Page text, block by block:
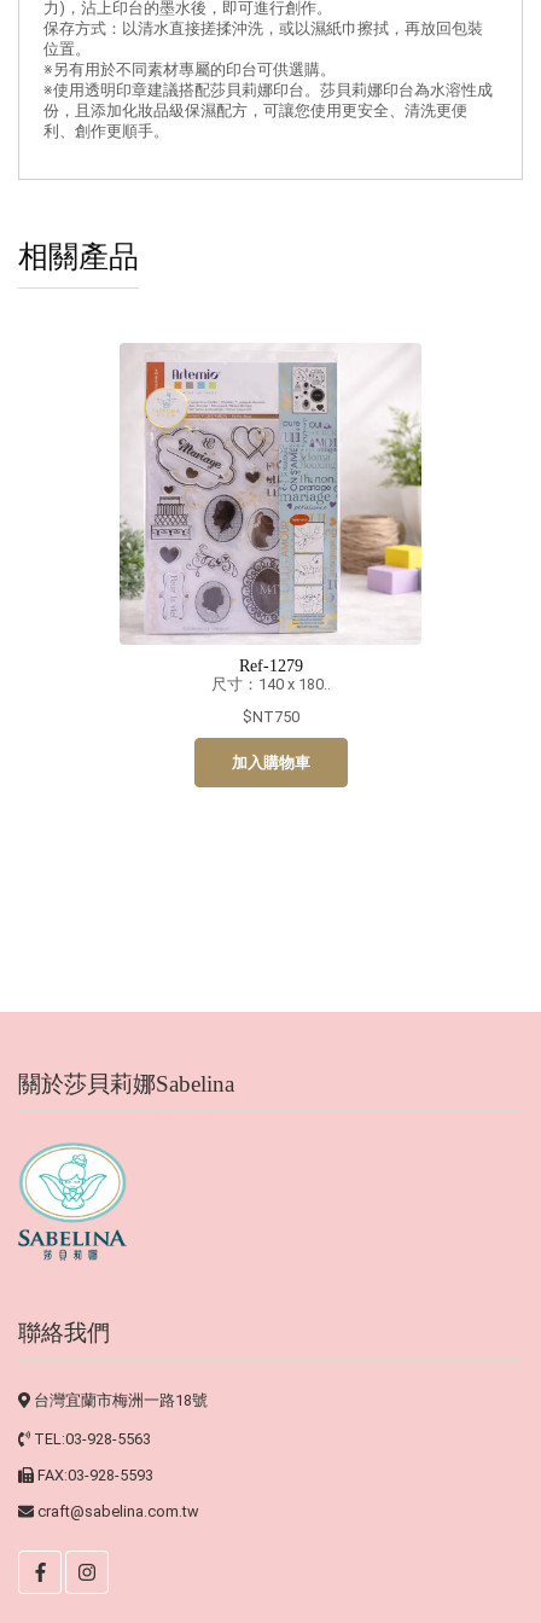
力)，沾上印台的墨水後，即可進行創作。
保存方式：以清水直接搓揉沖洗，或以濕紙巾擦拭，再放回包裝
位置。
※另有用於不同素材專屬的印台可供選購。
※使用透明印章建議搭配莎貝莉娜印台。莎貝莉娜印台為水溶性成
份，且添加化妝品級保濕配方，可讓您使用更安全、清洗更便
利、創作更順手。
相關產品
關於莎貝莉娜Sabelina
聯絡我們
台灣宜蘭市梅洲一路18號
TEL:03-928-5563
FAX:03-928-5593
craft@sabelina.com.tw